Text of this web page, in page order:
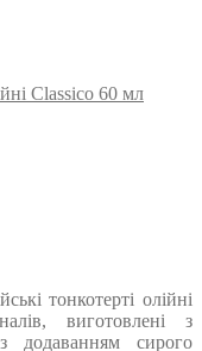
Classico 60 мл
тонкотерті олійні
виготовлені з
додаванням сирого